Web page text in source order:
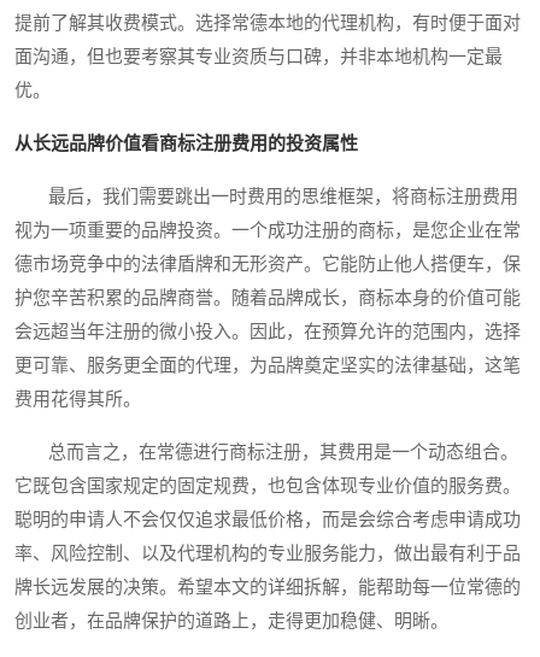
提前了解其收费模式。选择常德本地的代理机构，有时便于面对
面沟通，但也要考察其专业资质与口碑，并非本地机构一定最
优。
从长远品牌价值看商标注册费用的投资属性
最后，我们需要跳出一时费用的思维框架，将商标注册费用
视为一项重要的品牌投资。一个成功注册的商标，是您企业在常
德市场竞争中的法律盾牌和无形资产。它能防止他人搭便车，保
护您辛苦积累的品牌商誉。随着品牌成长，商标本身的价值可能
会远超当年注册的微小投入。因此，在预算允许的范围内，选择
更可靠、服务更全面的代理，为品牌奠定坚实的法律基础，这笔
费用花得其所。
总而言之，在常德进行商标注册，其费用是一个动态组合。
它既包含国家规定的固定规费，也包含体现专业价值的服务费。
聪明的申请人不会仅仅追求最低价格，而是会综合考虑申请成功
率、风险控制、以及代理机构的专业服务能力，做出最有利于品
牌长远发展的决策。希望本文的详细拆解，能帮助每一位常德的
创业者，在品牌保护的道路上，走得更加稳健、明晰。